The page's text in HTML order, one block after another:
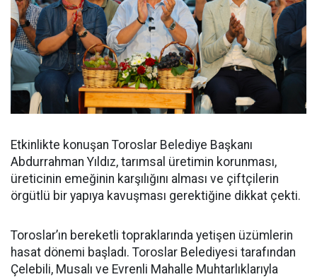
Etkinlikte konuşan Toroslar Belediye Başkanı
Abdurrahman Yıldız, tarımsal üretimin korunması,
üreticinin emeğinin karşılığını alması ve çiftçilerin
örgütlü bir yapıya kavuşması gerektiğine dikkat çekti.
Toroslar’ın bereketli topraklarında yetişen üzümlerin
hasat dönemi başladı. Toroslar Belediyesi tarafından
Çelebili, Musalı ve Evrenli Mahalle Muhtarlıklarıyla